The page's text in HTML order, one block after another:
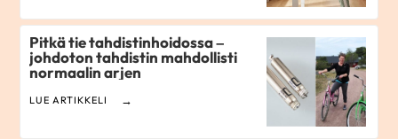
Pitkä tie tahdistinhoidossa –
johdoton tahdistin mahdollisti
normaalin arjen
LUE ARTIKKELI